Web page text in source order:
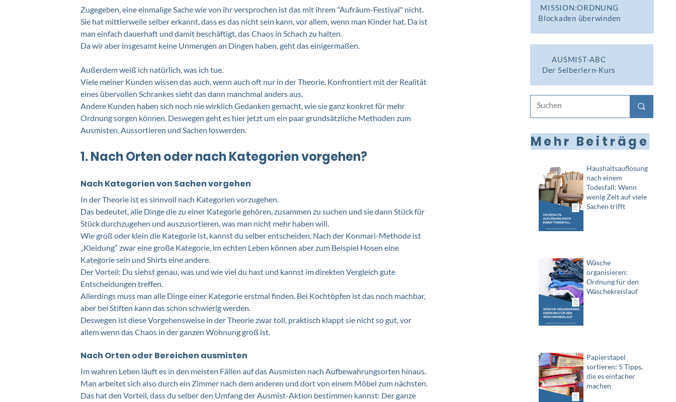
Zugegeben, eine einmalige Sache wie von ihr versprochen ist das mit ihrem "Aufräum-Festival" nicht.
Sie hat mittlerweile selber erkannt, dass es das nicht sein kann, vor allem, wenn man Kinder hat. Da ist
man einfach dauerhaft und damit beschäftigt, das Chaos in Schach zu halten.
Da wir aber insgesamt keine Unmengen an Dingen haben, geht das einigermaßen.
Außerdem weiß ich natürlich, was ich tue.
Viele meiner Kunden wissen das auch, wenn auch oft nur in der Theorie. Konfrontiert mit der Realität
eines übervollen Schrankes sieht das dann manchmal anders aus.
Andere Kunden haben sich noch nie wirklich Gedanken gemacht, wie sie ganz konkret für mehr
Ordnung sorgen können. Deswegen geht es hier jetzt um ein paar grundsätzliche Methoden zum
Ausmisten, Aussortieren und Sachen loswerden.
1. Nach Orten oder nach Kategorien vorgehen?
Nach Kategorien von Sachen vorgehen
In der Theorie ist es sinnvoll nach Kategorien vorzugehen.
Das bedeutet, alle Dinge die zu einer Kategorie gehören, zusammen zu suchen und sie dann Stück für
Stück durchzugehen und auszusortieren, was man nicht mehr haben will.
Wie groß oder klein die Kategorie ist, kannst du selber entscheiden. Nach der Konmari-Methode ist
„Kleidung“ zwar eine große Kategorie, im echten Leben können aber zum Beispiel Hosen eine
Kategorie sein und Shirts eine andere.
Der Vorteil: Du siehst genau, was und wie viel du hast und kannst im direkten Vergleich gute
Entscheidungen treffen.
Allerdings muss man alle Dinge einer Kategorie erstmal finden. Bei Kochtöpfen ist das noch machbar,
aber bei Stiften kann das schon schwierig werden.
Deswegen ist diese Vorgehensweise in der Theorie zwar toll, praktisch klappt sie nicht so gut, vor
allem wenn das Chaos in der ganzen Wohnung groß ist.
Nach Orten oder Bereichen ausmisten
Im wahren Leben läuft es in den meisten Fällen auf das Ausmisten nach Aufbewahrungsorten hinaus.
Man arbeitet sich also durch ein Zimmer nach dem anderen und dort von einem Möbel zum nächsten.
Das hat den Vorteil, dass du selber den Umfang der Ausmist-Aktion bestimmen kannst: Der ganze
MISSION:ORDNUNG
Blockaden überwinden
AUSMIST-ABC
Der Selberlern-Kurs
Mehr Beiträge
Haushaltsauflösung
nach einem
Todesfall: Wenn
wenig Zeit auf viele
Sachen trifft
Wäsche
organisieren:
Ordnung für den
Wäschekreislauf
Papierstapel
sortieren: 5 Tipps,
die es einfacher
machen